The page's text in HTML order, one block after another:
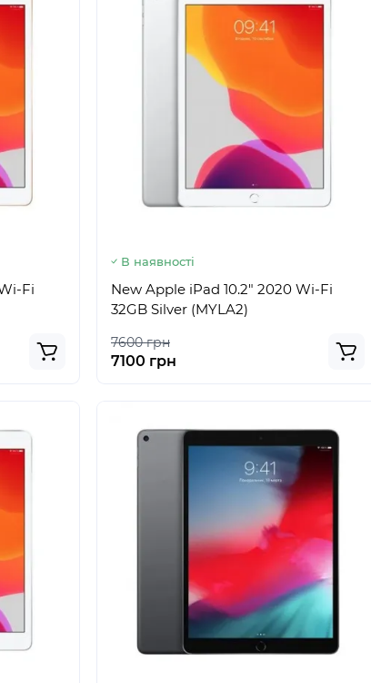
Fi
В наявності
New Apple iPad 10.2" 2020 Wi-Fi
32GB Silver (MYLA2)
7600 грн
7100 грн